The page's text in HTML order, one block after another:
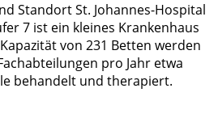
Standort St. Johannes-Hospital
7 ist ein kleines Krankenhaus
von 231 Betten werden
pro Jahr etwa
behandelt und therapiert.